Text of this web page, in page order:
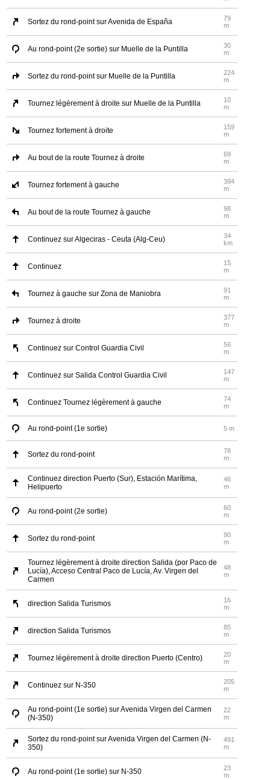
Sortez du rond-point sur Avenida de España
79
m
Au rond-point (2e sortie) sur Muelle de la Puntilla
30
m
Sortez du rond-point sur Muelle de la Puntilla
224
m
Tournez légèrement à droite sur Muelle de la Puntilla
10
m
Tournez fortement à droite
159
m
Au bout de la route Tournez à droite
69
m
Tournez fortement à gauche
394
m
Au bout de la route Tournez à gauche
98
m
Continuez sur Algeciras - Ceuta (Alg-Ceu)
34
km
Continuez
15
m
Tournez à gauche sur Zona de Maniobra
91
m
Tournez à droite
377
m
Continuez sur Control Guardia Civil
56
m
Continuez sur Salida Control Guardia Civil
147
m
Continuez Tournez légèrement à gauche
74
m
Au rond-point (1e sortie) 5 m
Sortez du rond-point
78
m
Continuez direction Puerto (Sur), Estación Marítima,
Helipuerto
46
m
Au rond-point (2e sortie)
60
m
Sortez du rond-point
90
m
Tournez légèrement à droite direction Salida (por Paco de
Lucía), Acceso Central Paco de Lucía, Av. Virgen del
Carmen
48
m
direction Salida Turismos
16
m
direction Salida Turismos
85
m
Tournez légèrement à droite direction Puerto (Centro)
20
m
Continuez sur N-350
205
m
Au rond-point (1e sortie) sur Avenida Virgen del Carmen
(N-350)
22
m
Sortez du rond-point sur Avenida Virgen del Carmen (N-
350)
491
m
Au rond-point (1e sortie) sur N-350
23
m